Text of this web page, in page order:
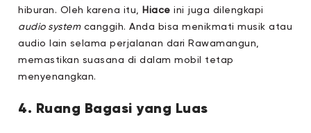
hiburan. Oleh karena itu, Hiace ini juga dilengkapi
audio systemcanggih. Anda bisa menikmati musik atau
audio lain selama perjalanan dari Rawamangun,
memastikan suasana di dalam mobil tetap
menyenangkan.
4. Ruang Bagasi yang Luas